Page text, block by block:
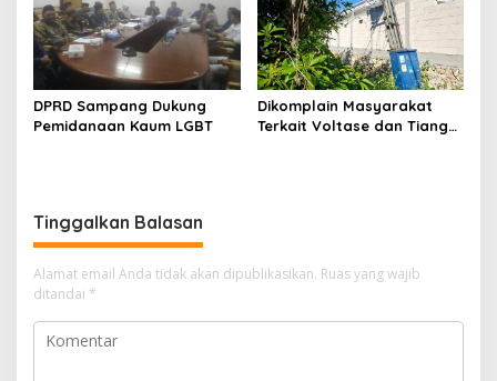
DPRD Sampang Dukung
Pemidanaan Kaum LGBT
Dikomplain Masyarakat
Terkait Voltase dan Tiang
Tinggalkan Balasan
Alamat email Anda tidak akan dipublikasikan. Ruas yang wajib
ditandai *